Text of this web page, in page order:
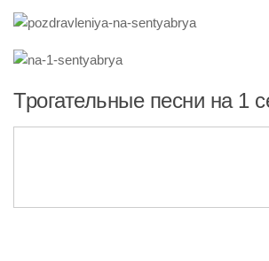
Трогательные песни на 1